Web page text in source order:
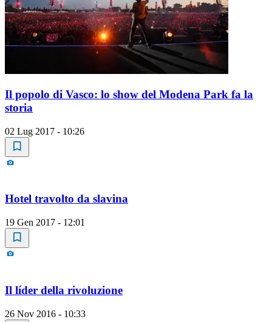
Il popolo di Vasco: lo show del Modena Park fa la
storia
02 Lug 2017 - 10:26
Hotel travolto da slavina
19 Gen 2017 - 12:01
Il líder della rivoluzione
26 Nov 2016 - 10:33